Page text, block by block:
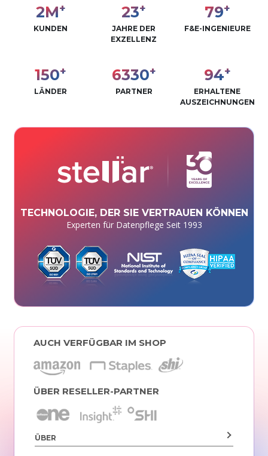
2M+
KUNDEN
28+
JAHRE DER
EXZELLENZ
95+
F&E-INGENIEURE
180+
LÄNDER
7615+
PARTNER
114+
ERHALTENE
AUSZEICHNUNGEN
TECHNOLOGIE, DER SIE VERTRAUEN KÖNNEN
Experten für Datenpflege Seit 1993
AUCH VERFÜGBAR IM SHOP
ÜBER RESELLER-PARTNER
ÜBER